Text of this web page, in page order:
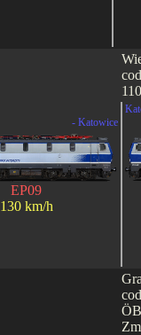
- Katowice
EP09
130 km/h